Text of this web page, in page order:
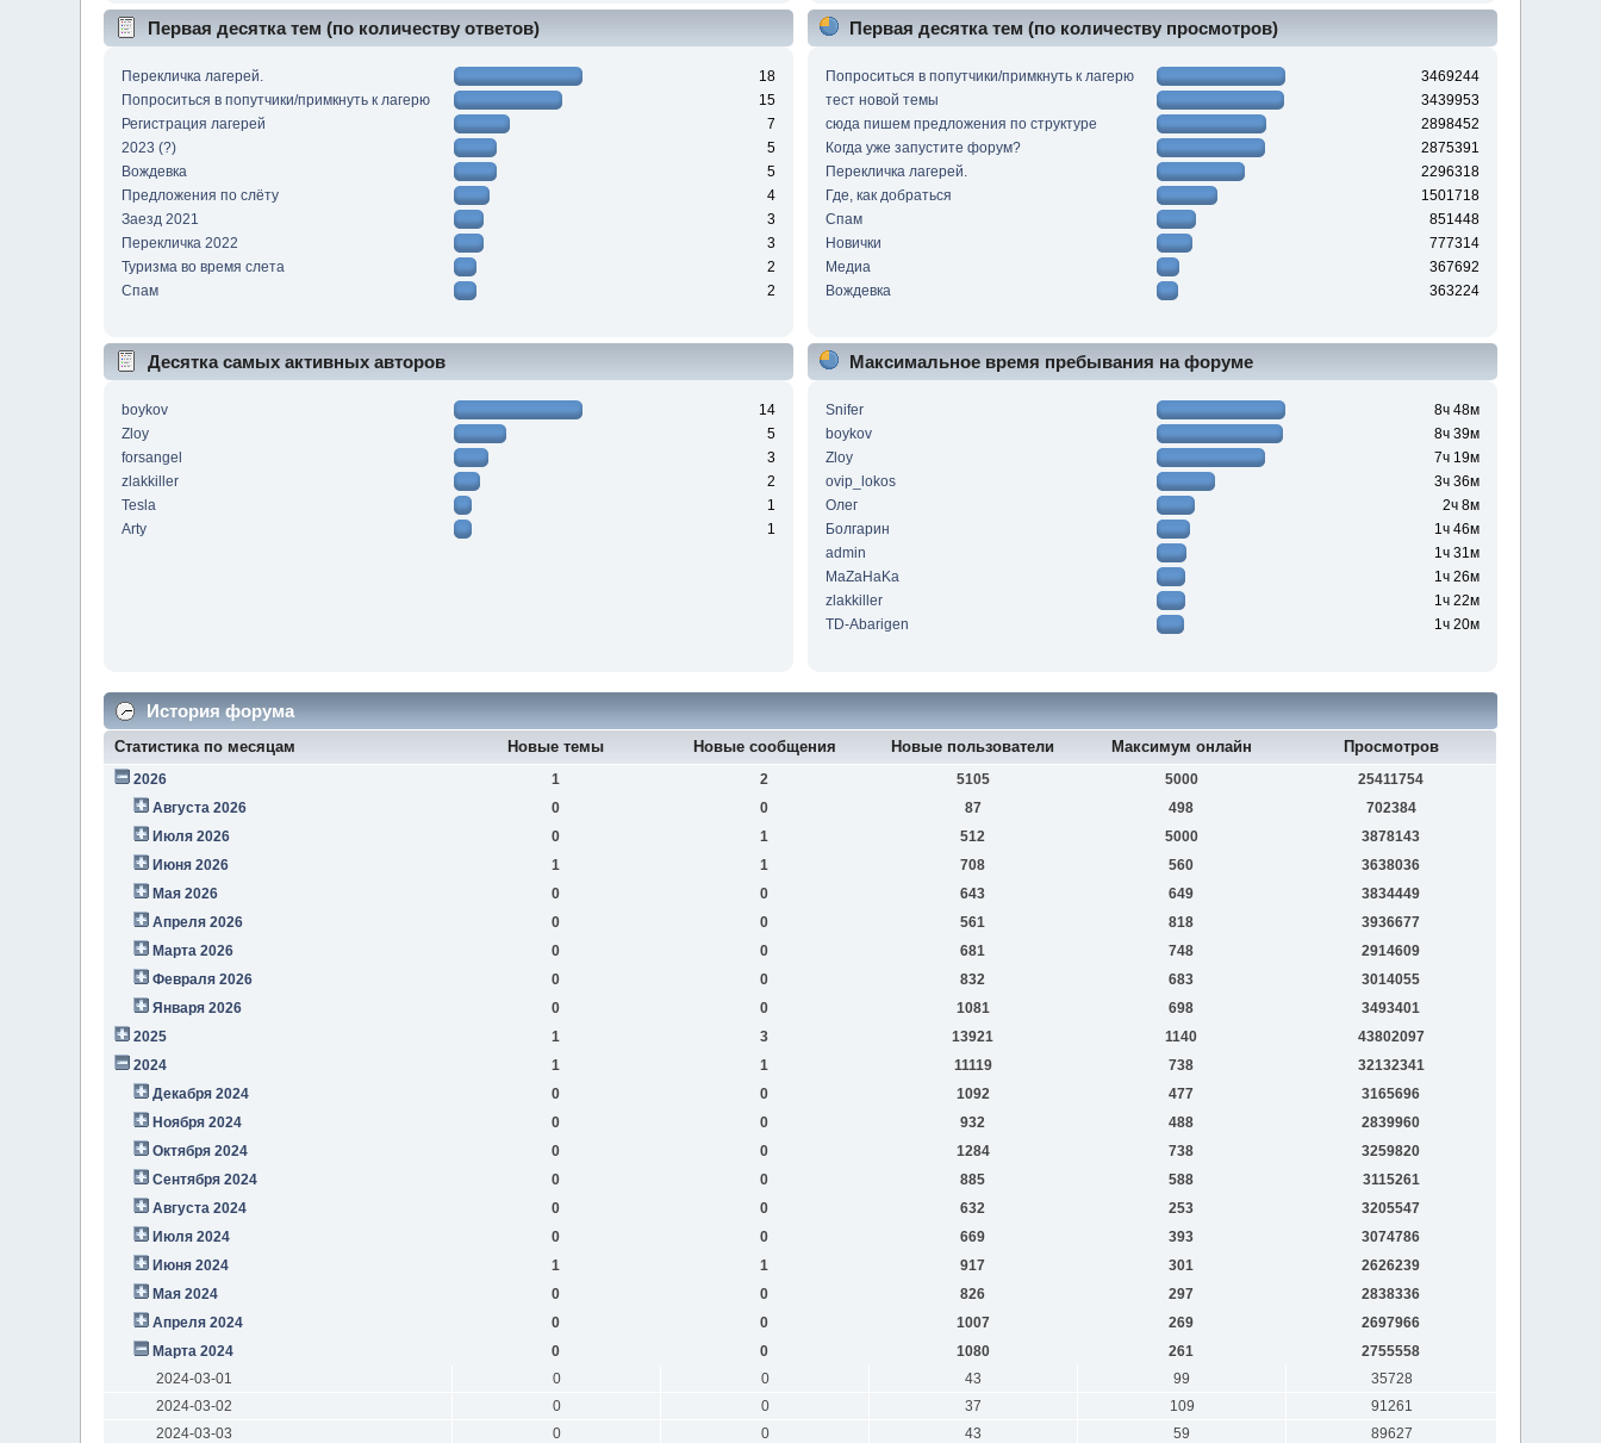
Первая десятка тем (по количеству ответов)
Перекличка лагерей.
18
Попроситься в попутчики/примкнуть к лагерю
15
Регистрация лагерей
7
2023 (?)
5
Вождевка
5
Предложения по слёту
4
Заезд 2021
3
Перекличка 2022
3
Туризма во время слета
2
Спам
2
Первая десятка тем (по количеству просмотров)
Попроситься в попутчики/примкнуть к лагерю
3469244
тест новой темы
3439953
сюда пишем предложения по структуре
2898452
Когда уже запустите форум?
2875391
Перекличка лагерей.
2296318
Где, как добраться
1501718
Спам
851448
Новички
777314
Медиа
367692
Вождевка
363224
Десятка самых активных авторов
boykov
14
Zloy
5
forsangel
3
zlakkiller
2
Tesla
1
Arty
1
Максимальное время пребывания на форуме
Snifer
8ч 48м
boykov
8ч 39м
Zloy
7ч 19м
ovip_lokos
3ч 36м
Олег
2ч 8м
Болгарин
1ч 46м
admin
1ч 31м
MaZaHaKa
1ч 26м
zlakkiller
1ч 22м
TD-Abarigen
1ч 20м
История форума
Статистика по месяцам Новые темы Новые сообщения Новые пользователи Максимум онлайн Просмотров
2026 1 2 5105 5000
25411754
Августа 2026
0 0 87 498
702384
Июля 2026
0 1 512 5000
3878143
Июня 2026
1 1 708 560
3638036
Мая 2026
0 0 643 649
3834449
Апреля 2026
0 0 561 818
3936677
Марта 2026
0 0 681 748
2914609
Февраля 2026
0 0 832 683
3014055
Января 2026
0 0 1081 698
3493401
2025
1 3 13921 1140
43802097
2024
1 1 11119 738
32132341
Декабря 2024
0 0 1092 477
3165696
Ноября 2024
0 0 932 488
2839960
Октября 2024
0 0 1284 738
3259820
Сентября 2024
0 0 885 588
3115261
Августа 2024
0 0 632 253
3205547
Июля 2024
0 0 669 393
3074786
Июня 2024
1 1 917 301
2626239
Мая 2024
0 0 826 297
2838336
Апреля 2024
0 0 1007 269
2697966
Марта 2024
0 0 1080 261
2755558
2024-03-01
0 0 43 99
35728
2024-03-02
0 0 37 109
91261
2024-03-03
0 0 43 59
89627